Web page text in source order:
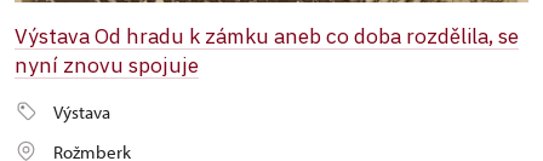
Výstava Od hradu k zámku aneb co doba rozdělila, se
nyní znovu spojuje
Výstava
Rožmberk